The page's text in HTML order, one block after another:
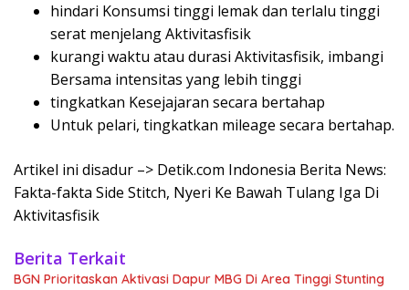
hindari Konsumsi tinggi lemak dan terlalu tinggi
serat menjelang Aktivitasfisik
kurangi waktu atau durasi Aktivitasfisik, imbangi
Bersama intensitas yang lebih tinggi
tingkatkan Kesejajaran secara bertahap
Untuk pelari, tingkatkan mileage secara bertahap.
Artikel ini disadur –> Detik.com Indonesia Berita News:
Fakta-fakta Side Stitch, Nyeri Ke Bawah Tulang Iga Di
Aktivitasfisik
Berita Terkait
BGN Prioritaskan Aktivasi Dapur MBG Di Area Tinggi Stunting